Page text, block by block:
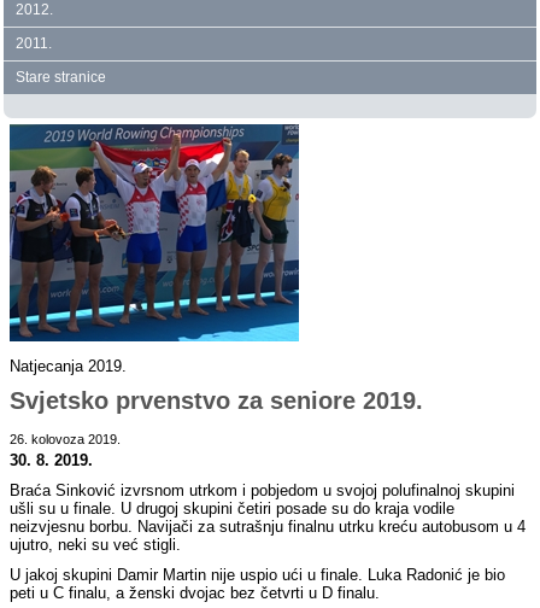
2012.
2011.
Stare stranice
Natjecanja 2019.
Svjetsko prvenstvo za seniore 2019.
26. kolovoza 2019.
30. 8. 2019.
Braća Sinković izvrsnom utrkom i pobjedom u svojoj polufinalnoj skupini
ušli su u finale. U drugoj skupini četiri posade su do kraja vodile
neizvjesnu borbu. Navijači za sutrašnju finalnu utrku kreću autobusom u 4
ujutro, neki su već stigli.
U jakoj skupini Damir Martin nije uspio ući u finale. Luka Radonić je bio
peti u C finalu, a ženski dvojac bez četvrti u D finalu.